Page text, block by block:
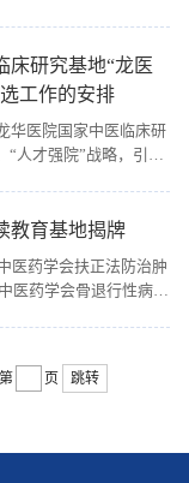
床研究基地“龙医
工作的安排
华医院国家中医临床研
“人才强院”战略，引进
教育基地揭牌
医药学会扶正法防治肿
医药学会骨退行性病变
页 跳转